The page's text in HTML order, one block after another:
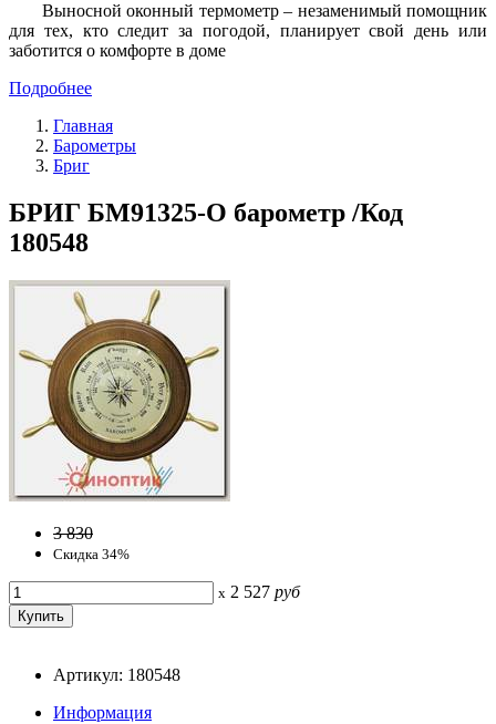
Выносной оконный термометр – незаменимый помощник
для тех, кто следит за погодой, планирует свой день или
заботится о комфорте в доме
Подробнее
Главная
Барометры
Бриг
БРИГ БМ91325-О барометр /Код
180548
3 830
Скидка 34%
x 2 527 руб
Артикул: 180548
Информация